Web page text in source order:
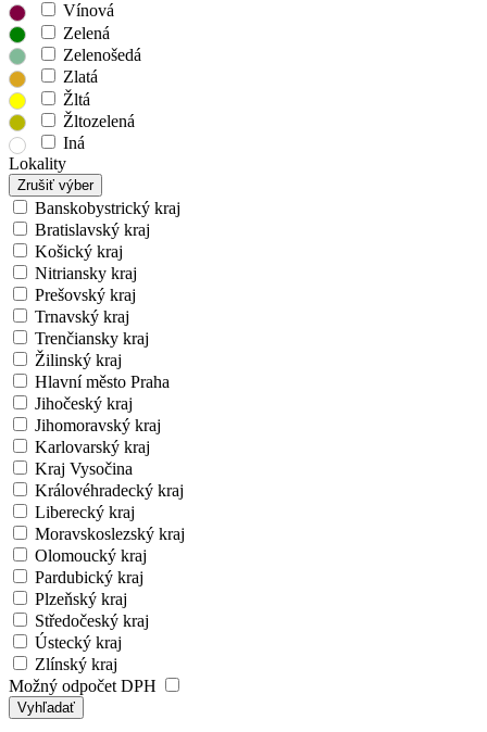
Vínová
Zelená
Zelenošedá
Zlatá
Žltá
Žltozelená
Iná
Lokality
Zrušiť výber
Banskobystrický kraj
Bratislavský kraj
Košický kraj
Nitriansky kraj
Prešovský kraj
Trnavský kraj
Trenčiansky kraj
Žilinský kraj
Hlavní město Praha
Jihočeský kraj
Jihomoravský kraj
Karlovarský kraj
Kraj Vysočina
Královéhradecký kraj
Liberecký kraj
Moravskoslezský kraj
Olomoucký kraj
Pardubický kraj
Plzeňský kraj
Středočeský kraj
Ústecký kraj
Zlínský kraj
Možný odpočet DPH
Vyhľadať